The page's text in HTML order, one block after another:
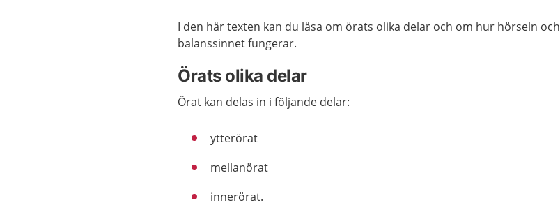
I den här texten kan du läsa om örats olika delar och om hur hörseln och
balanssinnet fungerar.
Örats olika delar
Örat kan delas in i följande delar:
ytterörat
mellanörat
innerörat.